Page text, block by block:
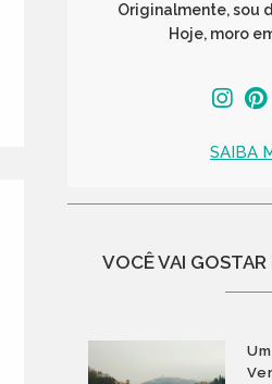
Originalmente, sou
Hoje, moro
SAIBA
VOCÊ VAI GOSTAR